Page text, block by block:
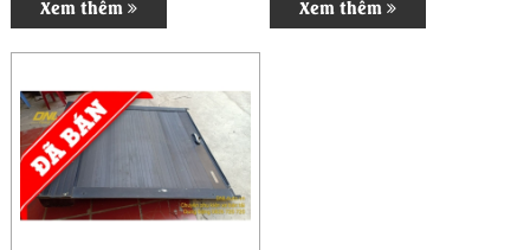
Xem thêm Xem thêm